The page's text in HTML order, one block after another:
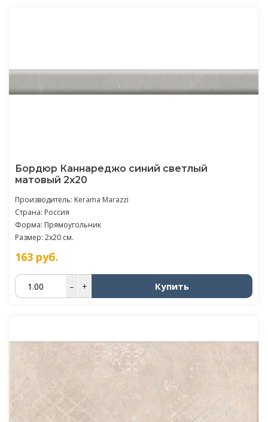
Бордюр Каннареджо синий светлый
матовый 2x20
Производитель: Kerama Marazzi
Страна: Россия
Форма: Прямоугольник
Размер: 2x20 см.
163 руб.
– + Купить